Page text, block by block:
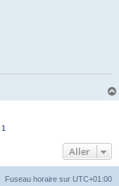
1
Aller
Fuseau horaire sur UTC+01:00